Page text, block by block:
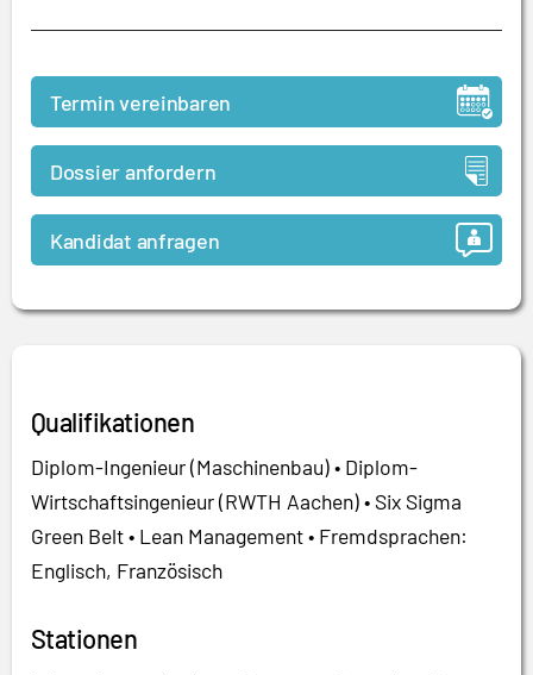
Termin vereinbaren
Dossier anfordern
Kandidat anfragen
Qualifikationen
Diplom-Ingenieur (Maschinenbau) • Diplom-
Wirtschaftsingenieur (RWTH Aachen) • Six Sigma
Green Belt • Lean Management • Fremdsprachen:
Englisch, Französisch
Stationen